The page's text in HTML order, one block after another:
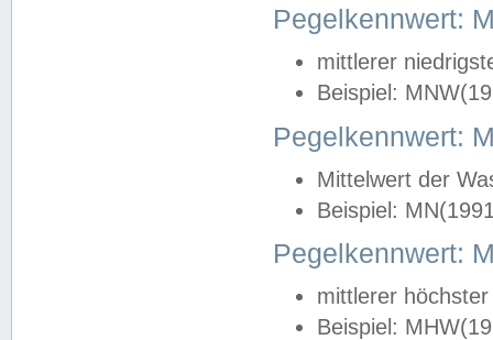
Pegelkennwert:
mittlerer
Beispiel:
Pegelkennwert:
Mittelwert der
Beispiel:
Pegelkennwert:
mittlerer
Beispiel: